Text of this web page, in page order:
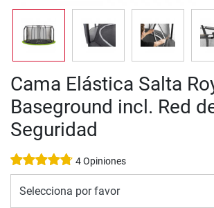
Cama Elástica Salta
Baseground incl. Red
Seguridad
4 Opiniones
Selecciona por favor